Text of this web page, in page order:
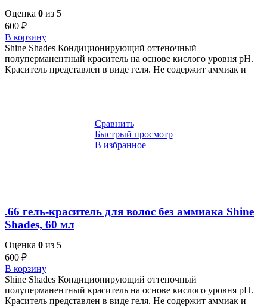
Оценка 0 из 5
600 ₽
В корзину
Shine Shades Кондиционирующий оттеночный
полуперманентный краситель на основе кислого уровня pH.
Краситель представлен в виде геля. Не содержит аммиак и
Сравнить
Быстрый просмотр
В избранное
.66 гель-краситель для волос без аммиака Shine
Shades, 60 мл
Оценка 0 из 5
600 ₽
В корзину
Shine Shades Кондиционирующий оттеночный
полуперманентный краситель на основе кислого уровня pH.
Краситель представлен в виде геля. Не содержит аммиак и